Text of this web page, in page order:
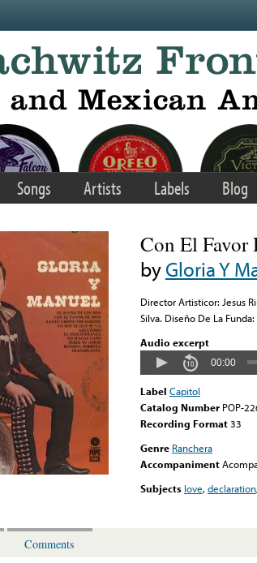
Songs Artists Labels Blog
Con El Favor
byGloria Y
Director Artisticor: Jesus
Silva. Diseño De La
Audio excerpt
00:00
Label Capitol
Catalog Number POP-
Recording Format33
Genre Ranchera
Accompaniment
Subjects love,declaration
Comments